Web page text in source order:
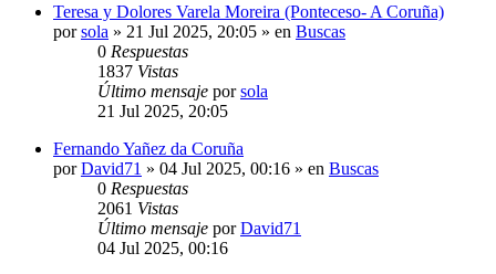
Teresa y Dolores Varela Moreira (Ponteceso- A Coruña)
porsola » 21 Jul 2025, 20:05 » en Buscas
0 Respuestas
1837 Vistas
Último mensaje porsola
21 Jul 2025, 20:05
Fernando Yañez da Coruña
porDavid71 » 04 Jul 2025, 00:16 » en Buscas
0 Respuestas
2061 Vistas
Último mensaje porDavid71
04 Jul 2025, 00:16